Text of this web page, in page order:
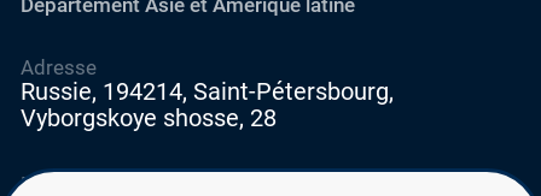
E-mail
Adresse
Russie, 194214, Saint-Pétersbourg,
Vyborgskoye shosse, 28